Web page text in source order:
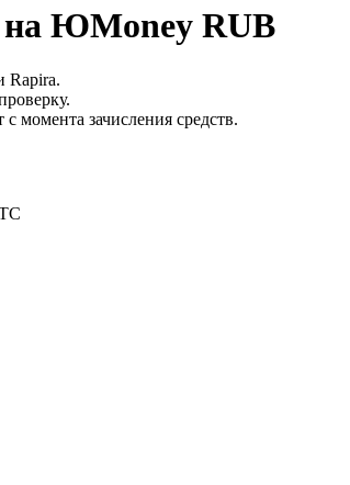
ЮMoney RUB
Rapira.
момента зачисления средств.